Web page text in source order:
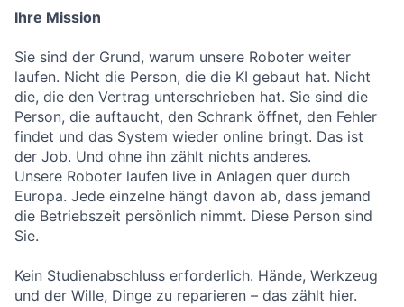
Ihre Mission
Sie sind der Grund, warum unsere Roboter weiter
laufen. Nicht die Person, die die KI gebaut hat. Nicht
die, die den Vertrag unterschrieben hat. Sie sind die
Person, die auftaucht, den Schrank öffnet, den Fehler
findet und das System wieder online bringt. Das ist
der Job. Und ohne ihn zählt nichts anderes.
Unsere Roboter laufen live in Anlagen quer durch
Europa. Jede einzelne hängt davon ab, dass jemand
die Betriebszeit persönlich nimmt. Diese Person sind
Sie.
Kein Studienabschluss erforderlich. Hände, Werkzeug
und der Wille, Dinge zu reparieren – das zählt hier.